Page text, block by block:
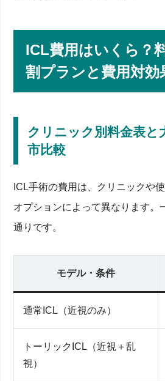
ICL費用はいくら？
割プランと費用対効
クリニック別料金表と
市比較
ICL手術の費用は、クリニックや
オプションによって異なります。
通りです。
モデル・条件
通常ICL（近視のみ）
トーリックICL（近視＋乱
視）